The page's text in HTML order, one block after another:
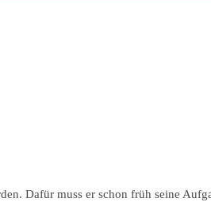
Dafür muss er schon früh seine